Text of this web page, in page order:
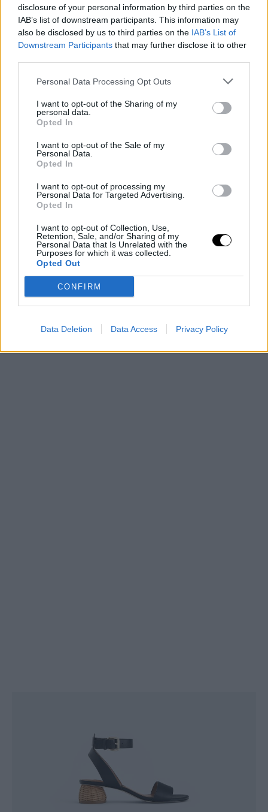
disclosure of your personal information by third parties on the
IAB’s list of downstream participants. This information may
also be disclosed by us to third parties on the IAB’s List of
Downstream Participants that may further disclose it to other
Personal Data Processing Opt Outs
I want to opt-out of the Sharing of my
personal data.
Opted In
I want to opt-out of the Sale of my
Personal Data.
Opted In
I want to opt-out of processing my
Personal Data for Targeted Advertising.
Opted In
I want to opt-out of Collection, Use,
Retention, Sale, and/or Sharing of my
Personal Data that Is Unrelated with the
Purposes for which it was collected.
Opted Out
CONFIRM
Data Deletion Data Access Privacy Policy
HM /Δείτε εδώ
Sophia Webster /Δείτε εδώ